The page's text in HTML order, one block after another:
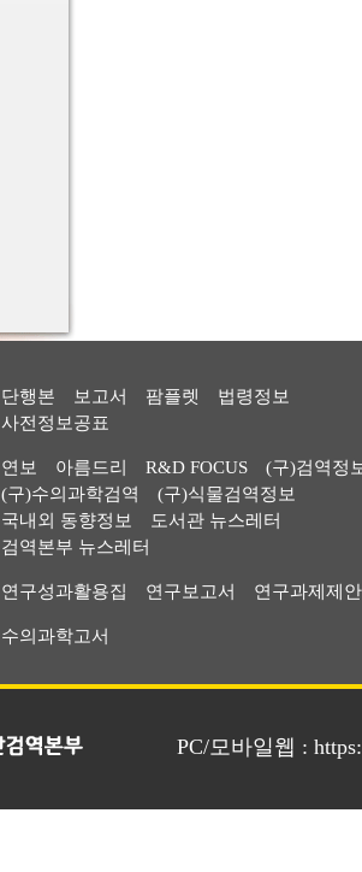
단행본 보고서 팜플렛
법령정보
사전정보공표
연보 아름드리 R&D FOCUS
(구)검역정
(구)수의과학검역
(구)식물검역정보
국내외 동향정보
도서관 뉴스레터
검역본부 뉴스레터
연구성과활용집 연구보고서 연구과제제
수의과학고서
PC/모바일웹 :